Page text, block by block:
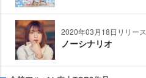
2020年03月18日リリース
ノーシナリオ